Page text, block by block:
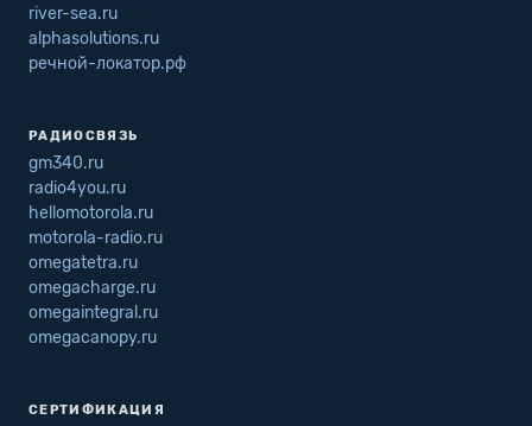
river-sea.ru
alphasolutions.ru
речной-локатор.рф
РАДИОСВЯЗЬ
gm340.ru
radio4you.ru
hellomotorola.ru
motorola-radio.ru
omegatetra.ru
omegacharge.ru
omegaintegral.ru
omegacanopy.ru
СЕРТИФИКАЦИЯ